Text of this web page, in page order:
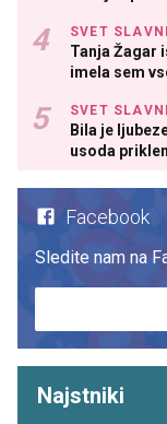
SVET
Tanja Žagar
imela sem
SVET
Bila je
usoda
Facebook
Sledite nam na
Najstniki